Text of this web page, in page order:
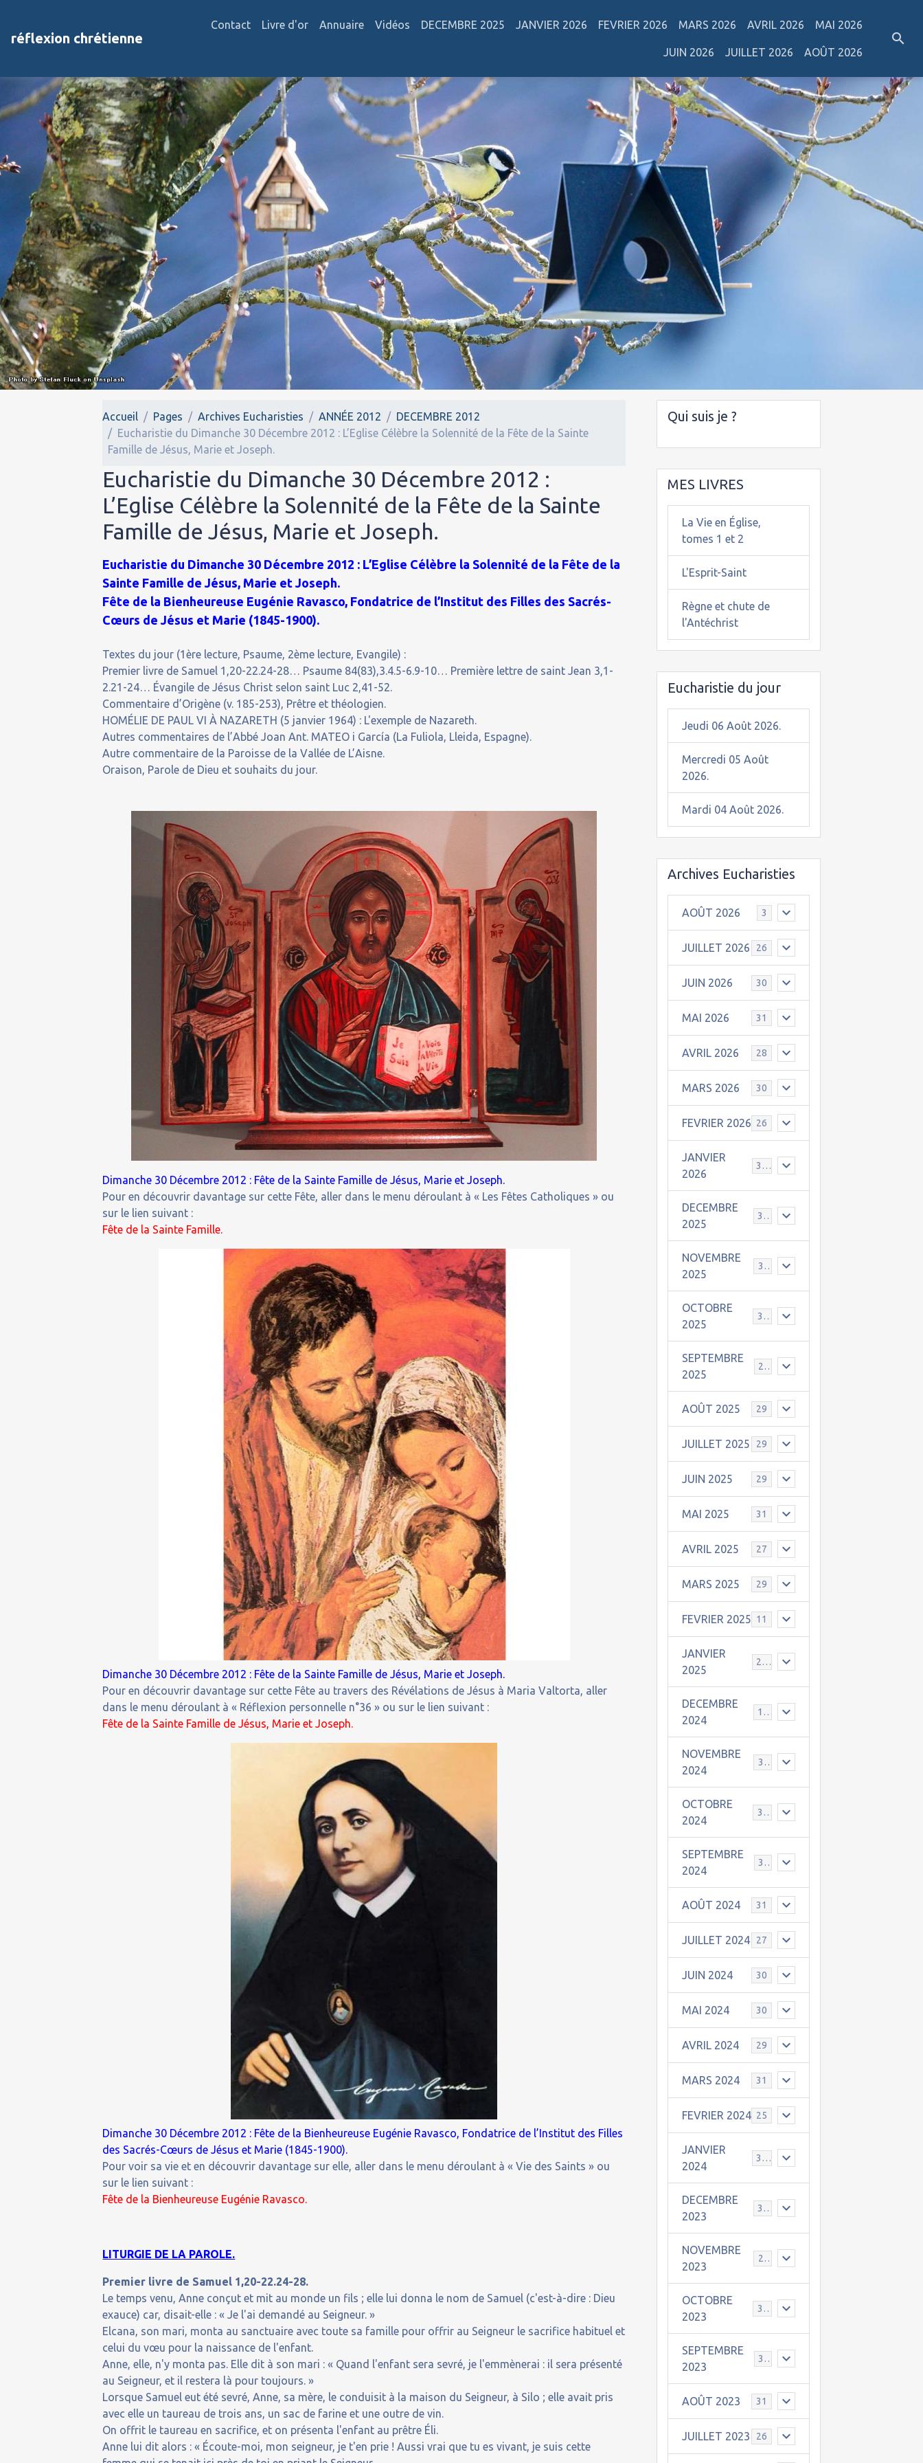
réflexion chrétienne
Contact Livre d'or Annuaire Vidéos DECEMBRE 2025 JANVIER 2026 FEVRIER 2026 MARS 2026 AVRIL 2026 MAI 2026
JUIN 2026 JUILLET 2026 AOÛT 2026
Accueil Pages Archives Eucharisties ANNÉE 2012
DECEMBRE 2012
Eucharistie du Dimanche 30 Décembre 2012 : L’Eglise Célèbre la Solennité de la Fête de la Sainte
Famille de Jésus, Marie et Joseph.
Eucharistie du Dimanche 30 Décembre 2012 :
L’Eglise Célèbre la Solennité de la Fête de la Sainte
Famille de Jésus, Marie et Joseph.
Eucharistie du Dimanche 30 Décembre 2012 : L’Eglise Célèbre la Solennité de la Fête de la
Sainte Famille de Jésus, Marie et Joseph.
Fête de la Bienheureuse Eugénie Ravasco, Fondatrice de l’Institut des Filles des Sacrés-
Cœurs de Jésus et Marie (1845-1900).
Textes du jour (1ère lecture, Psaume, 2ème lecture, Evangile) :
Premier livre de Samuel 1,20-22.24-28… Psaume 84(83),3.4.5-6.9-10… Première lettre de saint Jean 3,1-
2.21-24… Évangile de Jésus Christ selon saint Luc 2,41-52.
Commentaire d’Origène (v. 185-253), Prêtre et théologien.
HOMÉLIE DE PAUL VI À NAZARETH (5 janvier 1964) : L'exemple de Nazareth.
Autres commentaires de l’Abbé Joan Ant. MATEO i García (La Fuliola, Lleida, Espagne).
Autre commentaire de la Paroisse de la Vallée de L’Aisne.
Oraison, Parole de Dieu et souhaits du jour.
Dimanche 30 Décembre 2012 : Fête de la Sainte Famille de Jésus, Marie et Joseph.
Pour en découvrir davantage sur cette Fête, aller dans le menu déroulant à « Les Fêtes Catholiques » ou
sur le lien suivant :
Fête de la Sainte Famille.
Dimanche 30 Décembre 2012 : Fête de la Sainte Famille de Jésus, Marie et Joseph.
Pour en découvrir davantage sur cette Fête au travers des Révélations de Jésus à Maria Valtorta, aller
dans le menu déroulant à « Réflexion personnelle n°36 » ou sur le lien suivant :
Fête de la Sainte Famille de Jésus, Marie et Joseph.
Dimanche 30 Décembre 2012 : Fête de la Bienheureuse Eugénie Ravasco, Fondatrice de l’Institut des Filles
des Sacrés-Cœurs de Jésus et Marie (1845-1900).
Pour voir sa vie et en découvrir davantage sur elle, aller dans le menu déroulant à « Vie des Saints » ou
sur le lien suivant :
Fête de la Bienheureuse Eugénie Ravasco.
LITURGIE DE LA PAROLE.
Premier livre de Samuel 1,20-22.24-28.
Le temps venu, Anne conçut et mit au monde un fils ; elle lui donna le nom de Samuel (c'est-à-dire : Dieu
exauce) car, disait-elle : « Je l'ai demandé au Seigneur. »
Elcana, son mari, monta au sanctuaire avec toute sa famille pour offrir au Seigneur le sacrifice habituel et
celui du vœu pour la naissance de l'enfant.
Anne, elle, n'y monta pas. Elle dit à son mari : « Quand l'enfant sera sevré, je l'emmènerai : il sera présenté
au Seigneur, et il restera là pour toujours. »
Lorsque Samuel eut été sevré, Anne, sa mère, le conduisit à la maison du Seigneur, à Silo ; elle avait pris
avec elle un taureau de trois ans, un sac de farine et une outre de vin.
On offrit le taureau en sacrifice, et on présenta l'enfant au prêtre Éli.
Anne lui dit alors : « Écoute-moi, mon seigneur, je t'en prie ! Aussi vrai que tu es vivant, je suis cette
Qui suis je ?
MES LIVRES
La Vie en Église,
tomes 1 et 2
L'Esprit-Saint
Règne et chute de
l'Antéchrist
Eucharistie du jour
Jeudi 06 Août 2026.
Mercredi 05 Août
2026.
Mardi 04 Août 2026.
Archives Eucharisties
AOÛT 2026 3
JUILLET 2026 26
JUIN 2026 30
MAI 2026 31
AVRIL 2026 28
MARS 2026 30
FEVRIER 2026 26
JANVIER
2026
31
DECEMBRE
2025
30
NOVEMBRE
2025
30
OCTOBRE
2025
31
SEPTEMBRE
2025
25
AOÛT 2025 29
JUILLET 2025 29
JUIN 2025 29
MAI 2025 31
AVRIL 2025 27
MARS 2025 29
FEVRIER 2025 11
JANVIER
2025
25
DECEMBRE
2024
19
NOVEMBRE
2024
30
OCTOBRE
2024
31
SEPTEMBRE
2024
30
AOÛT 2024 31
JUILLET 2024 27
JUIN 2024 30
MAI 2024 30
AVRIL 2024 29
MARS 2024 31
FEVRIER 2024 25
JANVIER
2024
30
DECEMBRE
2023
31
NOVEMBRE
2023
24
OCTOBRE
2023
31
SEPTEMBRE
2023
30
AOÛT 2023 31
JUILLET 2023 26